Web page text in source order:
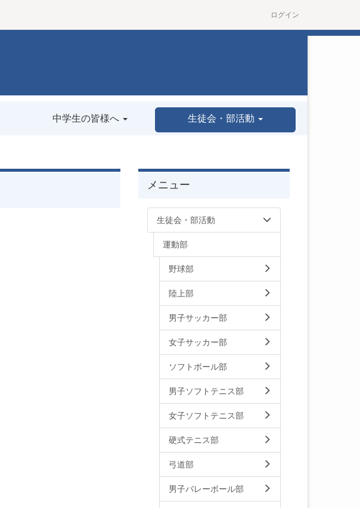
ログイン
中学生の皆様へ 生徒会・部活動
メニュー
生徒会・部活動
運動部
野球部
陸上部
男子サッカー部
女子サッカー部
ソフトボール部
男子ソフトテニス部
女子ソフトテニス部
硬式テニス部
弓道部
男子バレーボール部